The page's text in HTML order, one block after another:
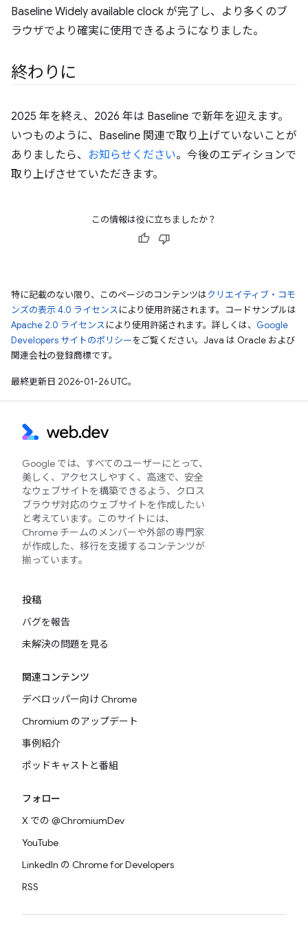
Baseline Widely available clock が完了し、より多くのブ
ラウザでより確実に使用できるようになりました。
終わりに
2025 年を終え、2026 年は Baseline で新年を迎えます。
いつものように、Baseline 関連で取り上げていないことが
ありましたら、 お知らせください。今後のエディションで
取り上げさせていただきます。
この情報は役に立ちましたか？
特に記載のない限り、このページのコンテンツはクリエイティブ・コモ
ンズの表示 4.0 ライセンスにより使用許諾されます。コードサンプルは
Apache 2.0 ライセンスにより使用許諾されます。詳しくは、 Google
Developers サイトのポリシーをご覧ください。Java は Oracle および
関連会社の登録商標です。
最終更新日 2026-01-26 UTC。
Google では、すべてのユーザーにとって、
美しく、アクセスしやすく、高速で、安全
なウェブサイトを構築できるよう、クロス
ブラウザ対応のウェブサイトを作成したい
と考えています。このサイトには、
Chrome チームのメンバーや外部の専門家
が作成した、移行を支援するコンテンツが
揃っています。
投稿
バグを報告
未解決の問題を見る
関連コンテンツ
デベロッパー向け Chrome
Chromium のアップデート
事例紹介
ポッドキャストと番組
フォロー
X での @ChromiumDev
YouTube
LinkedIn の Chrome for Developers
RSS